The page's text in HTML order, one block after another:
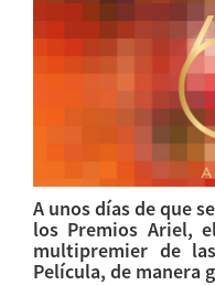
A unos días de que
los Premios Ariel,
multipremier de
Película, de manera